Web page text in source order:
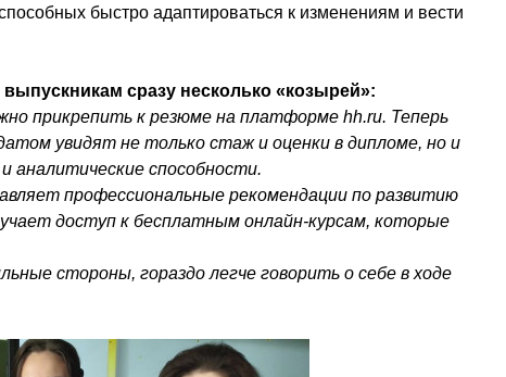
быстро адаптироваться к изменениям и вести
сразу несколько «козырей»:
прикрепить к резюме на платформе hh.ru. Теперь
увидят не только стаж и оценки в дипломе, но и
способности.
профессиональные рекомендации по развитию
доступ к бесплатным онлайн-курсам, которые
стороны, гораздо легче говорить о себе в ходе